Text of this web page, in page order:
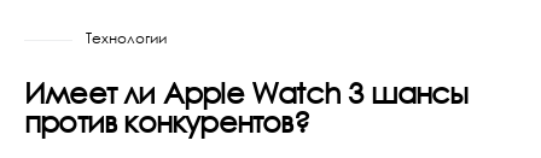
Технологии
Имеет ли Apple Watch 3 шансы
против конкурентов?